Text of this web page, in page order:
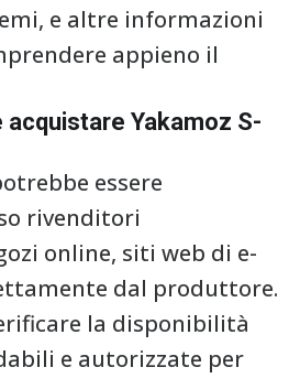
e altre informazioni
appieno il
acquistare Yakamoz S-
essere
rivenditori
online, siti web di e-
dal produttore.
la disponibilità
e autorizzate per